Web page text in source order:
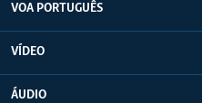
VOA PORTUGUÊS
VÍDEO
ÁUDIO